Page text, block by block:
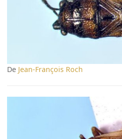
De Jean-François Roch